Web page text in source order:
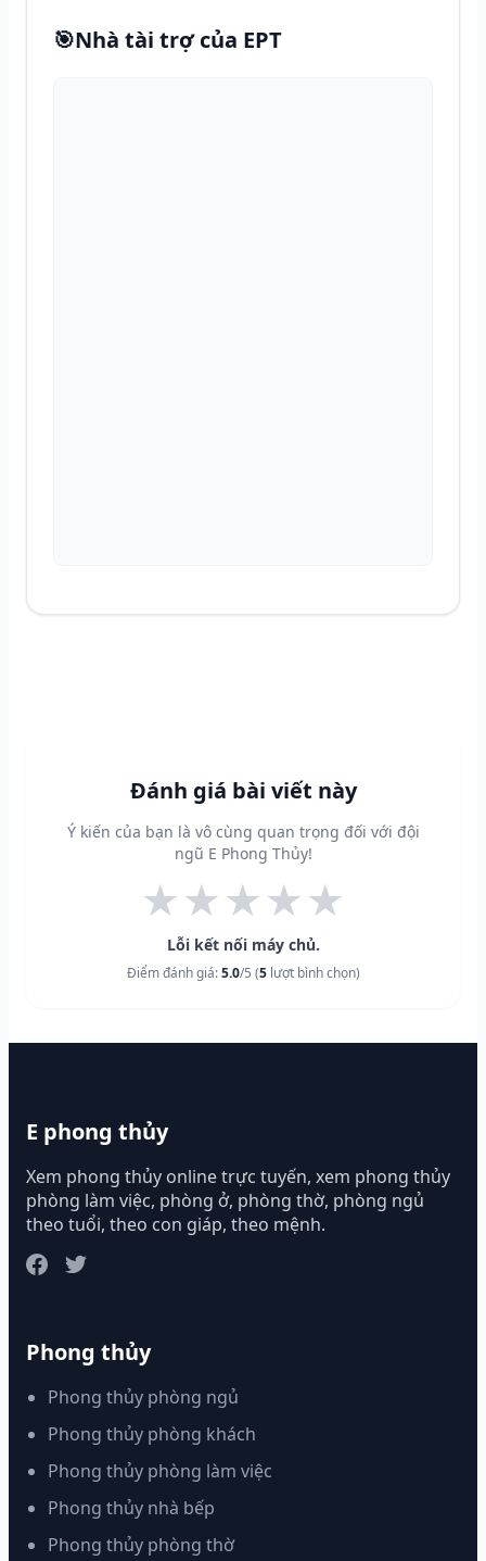
🎯Nhà tài trợ của EPT
Đánh giá bài viết này
Ý kiến của bạn là vô cùng quan trọng đối với đội
ngũ E Phong Thủy!
★★★★★
Lỗi kết nối máy chủ.
Điểm đánh giá:5.0/5 (5lượt bình chọn)
E phong thủy
Xem phong thủy online trực tuyến, xem phong thủy
phòng làm việc, phòng ở, phòng thờ, phòng ngủ
theo tuổi, theo con giáp, theo mệnh.
Phong thủy
Phong thủy phòng ngủ
Phong thủy phòng khách
Phong thủy phòng làm việc
Phong thủy nhà bếp
Phong thủy phòng thờ